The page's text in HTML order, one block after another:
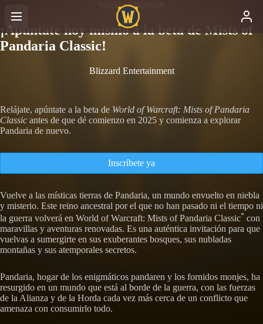
World of Warcraft
¡Apúntate hoy mismo a la beta de Mists of
Pandaria Classic!
Blizzard Entertainment
Relájate, apúntate a la beta de World of Warcraft: Mists of Pandaria
Classic antes de que dé comienzo en 2025 y comienza a explorar
Pandaria de nuevo.
Inscríbete ya
Vuelve a las místicas tierras de Pandaria, un mundo envuelto en niebla
y misterio. Este reino ancestral por el que no han pasado ni el tiempo ni
la guerra volverá en World of Warcraft: Mists of Pandaria Classic* con
maravillas y aventuras renovadas. Es una auténtica invitación para que
vuelvas a sumergirte en sus exuberantes bosques, sus nubladas
montañas y sus atemporales secretos.
Pandaria, hogar de los enigmáticos pandaren y los fornidos monjes, ha
resurgido en un mundo que está al borde de la guerra, con las fuerzas
de la Alianza y de la Horda cada vez más cerca de un conflicto que
amenaza con consumirlo todo.